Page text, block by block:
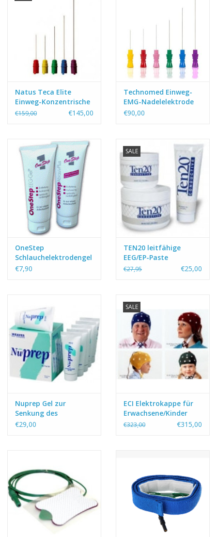
Natus Teca Elite
Einweg-Konzentrische
Nadelelektrode
€159,00 €145,00
Technomed Einweg-
EMG-Nadelelektrode
„Silberlinie“ (25er-
€90,00
OneStep
Schlauchelektrodengel
leitfähig und abrasiv
€7,90
SALE
TEN20 leitfähige
EEG/EP-Paste
€27,95 €25,00
Nuprep Gel zur
Senkung des
Hautwiderstands
€29,00
SALE
ECI Elektrokappe für
Erwachsene/Kinder
€323,00 €315,00